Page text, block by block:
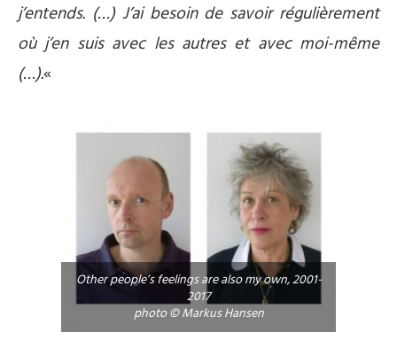
j’entends. (…) J’ai besoin de savoir régulièrement
où j’en suis avec les autres et avec moi-même
(…).«
Other people’s feelings are also my own, 2001-
2017
photo © Markus Hansen